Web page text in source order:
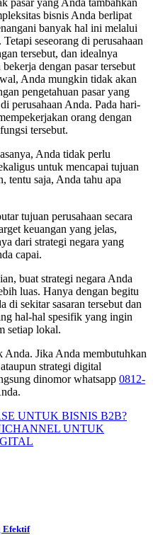
bisnis Anda berlipat
banyak hal ini melalui
seseorang di perusahaan
tersebut, dan idealnya
dengan pasar tersebut
Anda mungkin tidak akan
pengetahuan pasar yang
perusahaan Anda. Pada hari-
orang dengan
tersebut.
Anda tidak perlu
untuk mencapai tujuan
tentu saja, Anda tahu apa
tujuan perusahaan secara
keuangan yang jelas,
dari strategi negara yang
capai.
buat strategi negara Anda
luas. Hanya dengan begitu
di sekitar sasaran tersebut dan
hal-hal spesifik yang ingin
setiap lokal.
Anda. Jika Anda membutuhkan
strategi digital
dinomor whatsapp 0812-
UNTUK BISNIS B2B?
UNTUK
Efektif